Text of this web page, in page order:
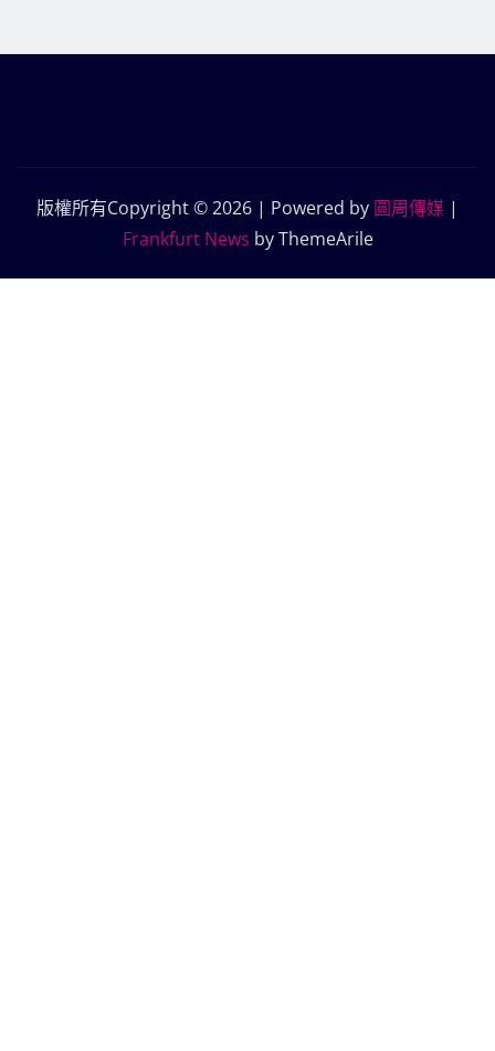
版權所有Copyright © 2026 | Powered by 圓周傳媒 |
Frankfurt News by ThemeArile